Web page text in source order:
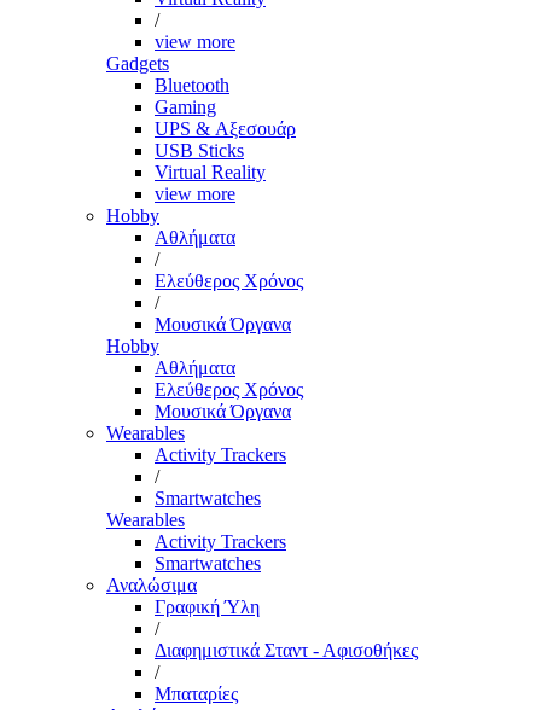
/
view more
Gadgets
Bluetooth
Gaming
UPS & Αξεσουάρ
USB Sticks
Virtual Reality
view more
Hobby
Αθλήματα
/
Ελεύθερος Χρόνος
/
Μουσικά Όργανα
Hobby
Αθλήματα
Ελεύθερος Χρόνος
Μουσικά Όργανα
Wearables
Activity Trackers
/
Smartwatches
Wearables
Activity Trackers
Smartwatches
Αναλώσιμα
Γραφική Ύλη
/
Διαφημιστικά Σταντ - Αφισοθήκες
/
Μπαταρίες